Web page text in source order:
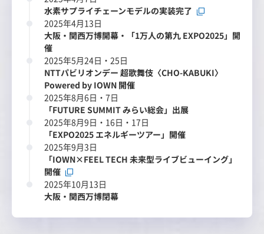
水素サプライチェーンモデルの実装完了
2025年4月13日
大阪・関西万博開幕・「1万人の第九 EXPO2025」開
催
2025年5月24日・25日
NTTパビリオンデー 超歌舞伎〈CHO-KABUKI〉
Powered by IOWN 開催
2025年8月6日・7日
「FUTURE SUMMIT みらい総会」出展
2025年8月9日・16日・17日
「EXPO2025 エネルギーツアー」開催
2025年9月3日
「IOWN×FEEL TECH 未来型ライブビューイング」
開催
2025年10月13日
大阪・関西万博閉幕